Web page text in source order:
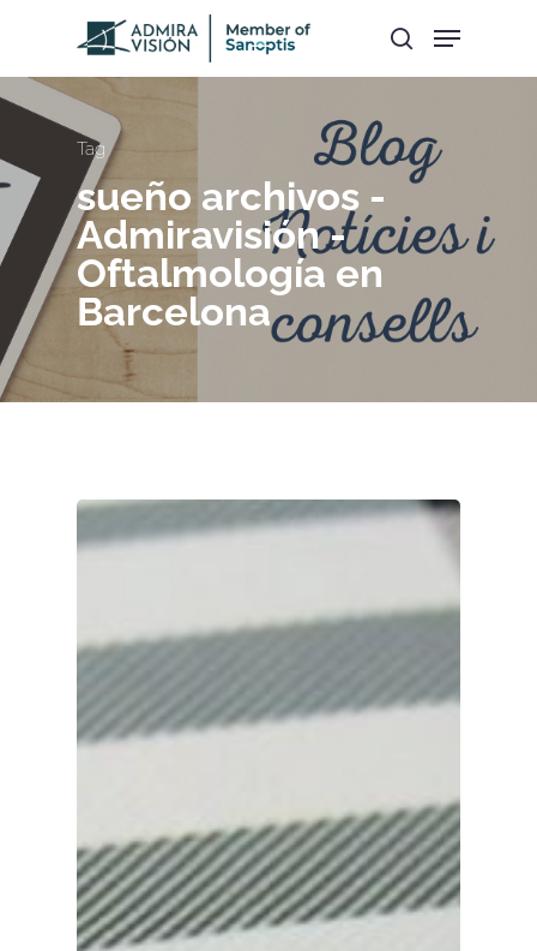
Hit enter to search or ESC to close
Tag
sueño archivos -
Admiravisión -
Oftalmología en
Barcelona